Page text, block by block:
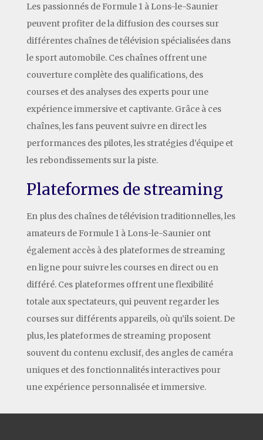
Les passionnés de Formule 1 à Lons-le-Saunier
peuvent profiter de la diffusion des courses sur
différentes chaînes de télévision spécialisées dans
le sport automobile. Ces chaînes offrent une
couverture complète des qualifications, des
courses et des analyses des experts pour une
expérience immersive et captivante. Grâce à ces
chaînes, les fans peuvent suivre en direct les
performances des pilotes, les stratégies d’équipe et
les rebondissements sur la piste.
Plateformes de streaming
En plus des chaînes de télévision traditionnelles, les
amateurs de Formule 1 à Lons-le-Saunier ont
également accès à des plateformes de streaming
en ligne pour suivre les courses en direct ou en
différé. Ces plateformes offrent une flexibilité
totale aux spectateurs, qui peuvent regarder les
courses sur différents appareils, où qu’ils soient. De
plus, les plateformes de streaming proposent
souvent du contenu exclusif, des angles de caméra
uniques et des fonctionnalités interactives pour
une expérience personnalisée et immersive.